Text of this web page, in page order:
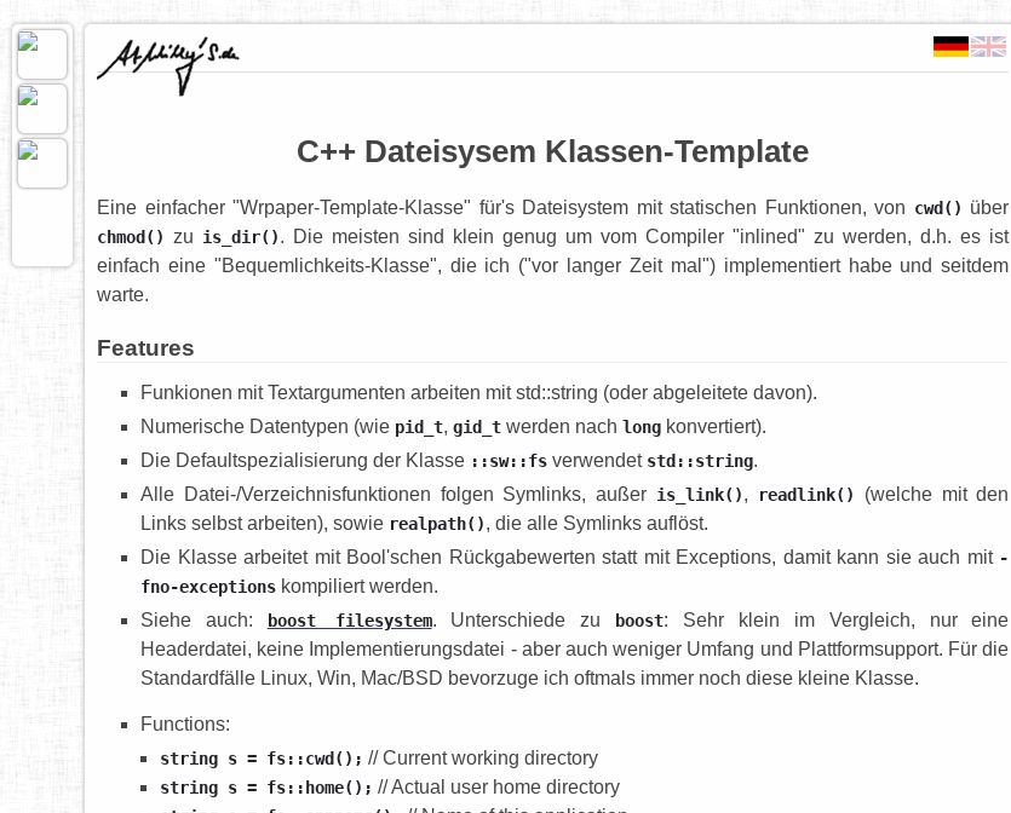
C++ Dateisysem Klassen-Template
Eine einfacher "Wrpaper-Template-Klasse" für's Dateisystem mit statischen Funktionen, von cwd() über
chmod() zu is_dir(). Die meisten sind klein genug um vom Compiler "inlined" zu werden, d.h. es ist
einfach eine "Bequemlichkeits-Klasse", die ich ("vor langer Zeit mal") implementiert habe und seitdem
warte.
Features
Funkionen mit Textargumenten arbeiten mit std::string (oder abgeleitete davon).
Numerische Datentypen (wie pid_t, gid_t werden nach long konvertiert).
Die Defaultspezialisierung der Klasse ::sw::fs verwendet std::string.
Alle Datei-/Verzeichnisfunktionen folgen Symlinks, außer is_link(), readlink()
(welche mit den
Links selbst arbeiten), sowie realpath(), die alle Symlinks auflöst.
Die Klasse arbeitet mit Bool'schen Rückgabewerten statt mit Exceptions, damit kann sie auch mit -
fno-exceptions kompiliert werden.
Siehe auch:
boost filesystem. Unterschiede zu boost: Sehr klein im Vergleich, nur eine
Headerdatei, keine Implementierungsdatei - aber auch weniger Umfang und Plattformsupport. Für die
Standardfälle Linux, Win, Mac/BSD bevorzuge ich oftmals immer noch diese kleine Klasse.
Functions:
string s = fs::cwd(); // Current working directory
string s = fs::home(); // Actual user home directory